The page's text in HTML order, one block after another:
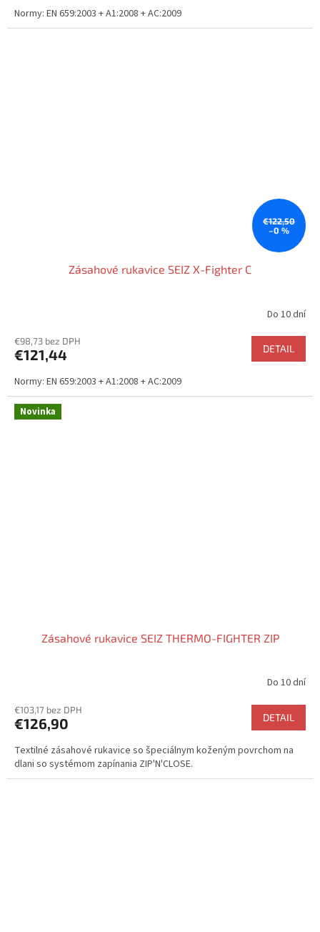
z
5
Normy: EN 659:2003 + A1:2008 + AC:2009
€122,50
–0 %
Zásahové rukavice SEIZ X-Fighter C
produktu
je
z
5
hviezdičiek.
Do 10 dní
€98,73 bez DPH
€121,44 DETAIL
Normy: EN 659:2003 + A1:2008 + AC:2009
Novinka
Zásahové rukavice SEIZ THERMO-FIGHTER ZIP
produktu
je
z
5
hviezdičiek.
Do 10 dní
€103,17 bez DPH
€126,90 DETAIL
Textilné zásahové rukavice so špeciálnym koženým povrchom na
dlani so systémom zapínania ZIP'N'CLOSE.